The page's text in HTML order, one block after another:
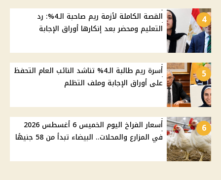
4
القصة الكاملة لأزمة ريم صاحبة الـ4%: رد
التعليم ومحضر بعد إنكارها أوراق الإجابة
5
أسرة ريم طالبة الـ4% تناشد النائب العام التحفظ
على أوراق الإجابة وملف التظلم
6
أسعار الفراخ اليوم الخميس 6 أغسطس 2026
في المزارع والمحلات.. البيضاء تبدأ من 58 جنيهًا